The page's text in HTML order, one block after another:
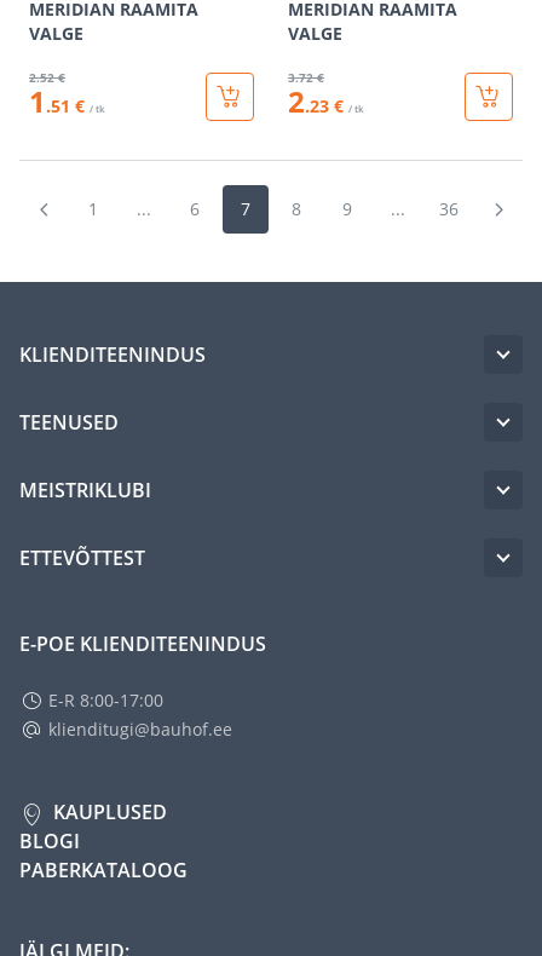
MERIDIAN RAAMITA
VALGE
2.52 €
1 .51 € / tk
MERIDIAN RAAMITA
VALGE
3.72 €
2.23 € / tk
1 ... 6 7 8 9 ... 36
KLIENDITEENINDUS
TEENUSED
MEISTRIKLUBI
ETTEVÕTTEST
E-POE KLIENDITEENINDUS
E-R 8:00-17:00
klienditugi@bauhof.ee
KAUPLUSED
BLOGI
PABERKATALOOG